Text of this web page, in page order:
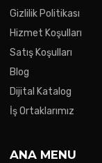
Gizlilik Politikası
Hizmet Koşulları
Satış Koşulları
Blog
Dijital Katalog
İş Ortaklarımız
ANA MENU